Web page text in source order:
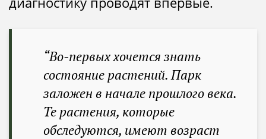
“Во-первых хочется знать
состояние растений. Парк
заложен в начале прошлого века.
Те растения, которые
обследуются, имеют возраст